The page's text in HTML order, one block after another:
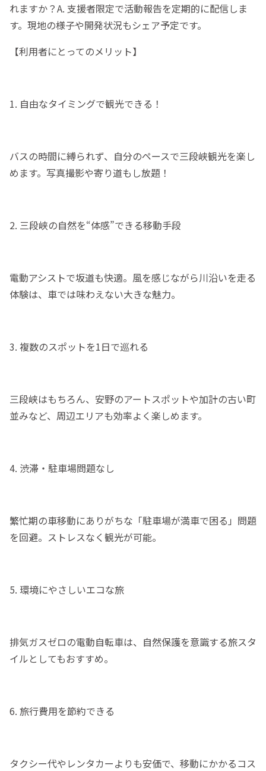
れますか？A. 支援者限定で活動報告を定期的に配信しま
す。現地の様子や開発状況もシェア予定です。
【利用者にとってのメリット】
1. 自由なタイミングで観光できる！
バスの時間に縛られず、自分のペースで三段峡観光を楽し
めます。写真撮影や寄り道もし放題！
2. 三段峡の自然を“体感”できる移動手段
電動アシストで坂道も快適。風を感じながら川沿いを走る
体験は、車では味わえない大きな魅力。
3. 複数のスポットを1日で巡れる
三段峡はもちろん、安野のアートスポットや加計の古い町
並みなど、周辺エリアも効率よく楽しめます。
4. 渋滞・駐車場問題なし
繁忙期の車移動にありがちな「駐車場が満車で困る」問題
を回避。ストレスなく観光が可能。
5. 環境にやさしいエコな旅
排気ガスゼロの電動自転車は、自然保護を意識する旅スタ
イルとしてもおすすめ。
6. 旅行費用を節約できる
タクシー代やレンタカーよりも安価で、移動にかかるコス